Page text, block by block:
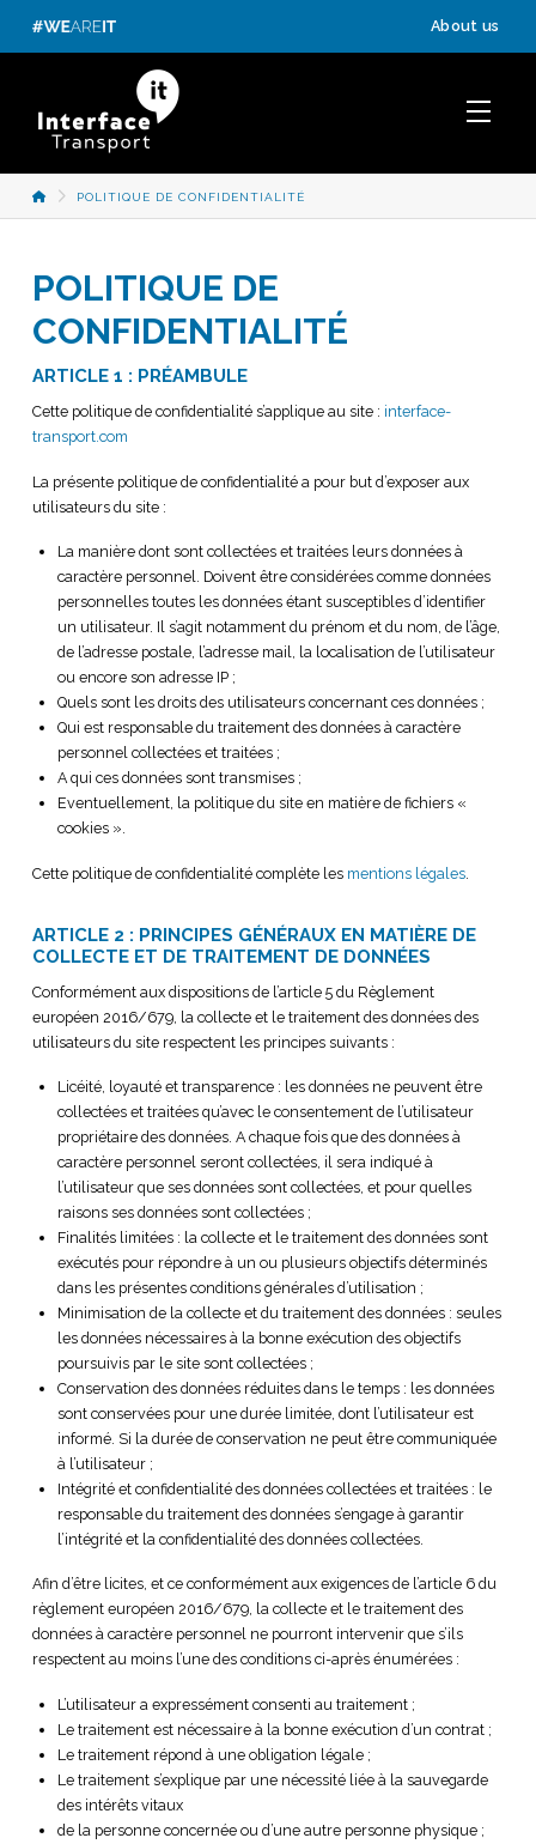
About us
ACCUEILPOLITIQUE DE CONFIDENTIALITÉ
POLITIQUE DE
CONFIDENTIALITÉ
ARTICLE 1 : PRÉAMBULE
Cette politique de confidentialité s’applique au site : interface-
transport.com
La présente politique de confidentialité a pour but d’exposer aux
utilisateurs du site :
La manière dont sont collectées et traitées leurs données à
caractère personnel. Doivent être considérées comme données
personnelles toutes les données étant susceptibles d’identifier
un utilisateur. Il s’agit notamment du prénom et du nom, de l’âge,
de l’adresse postale, l’adresse mail, la localisation de l’utilisateur
ou encore son adresse IP ;
Quels sont les droits des utilisateurs concernant ces données ;
Qui est responsable du traitement des données à caractère
personnel collectées et traitées ;
A qui ces données sont transmises ;
Eventuellement, la politique du site en matière de fichiers «
cookies ».
Cette politique de confidentialité complète les mentions légales.
ARTICLE 2 : PRINCIPES GÉNÉRAUX EN MATIÈRE DE
COLLECTE ET DE TRAITEMENT DE DONNÉES
Conformément aux dispositions de l’article 5 du Règlement
européen 2016/679, la collecte et le traitement des données des
utilisateurs du site respectent les principes suivants :
Licéité, loyauté et transparence : les données ne peuvent être
collectées et traitées qu’avec le consentement de l’utilisateur
propriétaire des données. A chaque fois que des données à
caractère personnel seront collectées, il sera indiqué à
l’utilisateur que ses données sont collectées, et pour quelles
raisons ses données sont collectées ;
Finalités limitées : la collecte et le traitement des données sont
exécutés pour répondre à un ou plusieurs objectifs déterminés
dans les présentes conditions générales d’utilisation ;
Minimisation de la collecte et du traitement des données : seules
les données nécessaires à la bonne exécution des objectifs
poursuivis par le site sont collectées ;
Conservation des données réduites dans le temps : les données
sont conservées pour une durée limitée, dont l’utilisateur est
informé. Si la durée de conservation ne peut être communiquée
à l’utilisateur ;
Intégrité et confidentialité des données collectées et traitées : le
responsable du traitement des données s’engage à garantir
l’intégrité et la confidentialité des données collectées.
Afin d’être licites, et ce conformément aux exigences de l’article 6 du
règlement européen 2016/679, la collecte et le traitement des
données à caractère personnel ne pourront intervenir que s’ils
respectent au moins l’une des conditions ci-après énumérées :
L’utilisateur a expressément consenti au traitement ;
Le traitement est nécessaire à la bonne exécution d’un contrat ;
Le traitement répond à une obligation légale ;
Le traitement s’explique par une nécessité liée à la sauvegarde
des intérêts vitaux
de la personne concernée ou d’une autre personne physique ;